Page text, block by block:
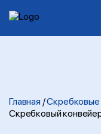
Главная /Скребковые
Скребковый